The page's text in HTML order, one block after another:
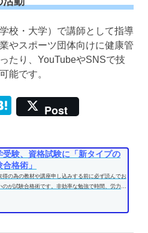
校・大学）で講師として指導
やスポーツ団体向けに健康管
たり、YouTubeやSNSで技
能です。
Hatena
Post
受験、資格試験に「新タイプの
格術」
得の為の教材や講座申し込みする前に必ず読んでお
のが試験合格術です。非効率な勉強で時間、労力を